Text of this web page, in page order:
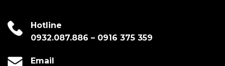
Hotline
0932.087.886 – 0916 375 359
Email